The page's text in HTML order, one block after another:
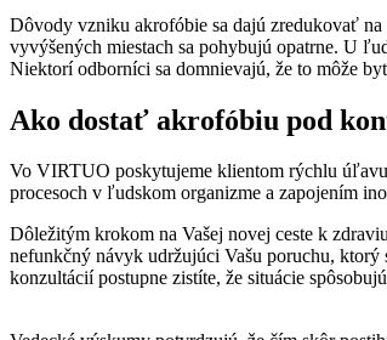
Dôvody vzniku akrofóbie sa dajú zredukovať na
vyvýšených miestach sa pohybujú opatrne. U
Niektorí odborníci sa domnievajú, že to môže
Ako dostať akrofóbiu pod
Vo VIRTUO poskytujeme klientom rýchlu
procesoch v ľudskom organizme a zapojením
Dôležitým krokom na Vašej novej ceste k
nefunkčný návyk udržujúci Vašu poruchu,
konzultácií postupne zistíte, že situácie